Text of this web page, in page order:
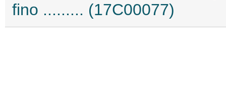
fino ......... (17C00077)